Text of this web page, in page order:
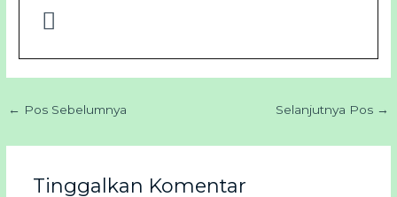
← Pos Sebelumnya Selanjutnya Pos →
Tinggalkan Komentar